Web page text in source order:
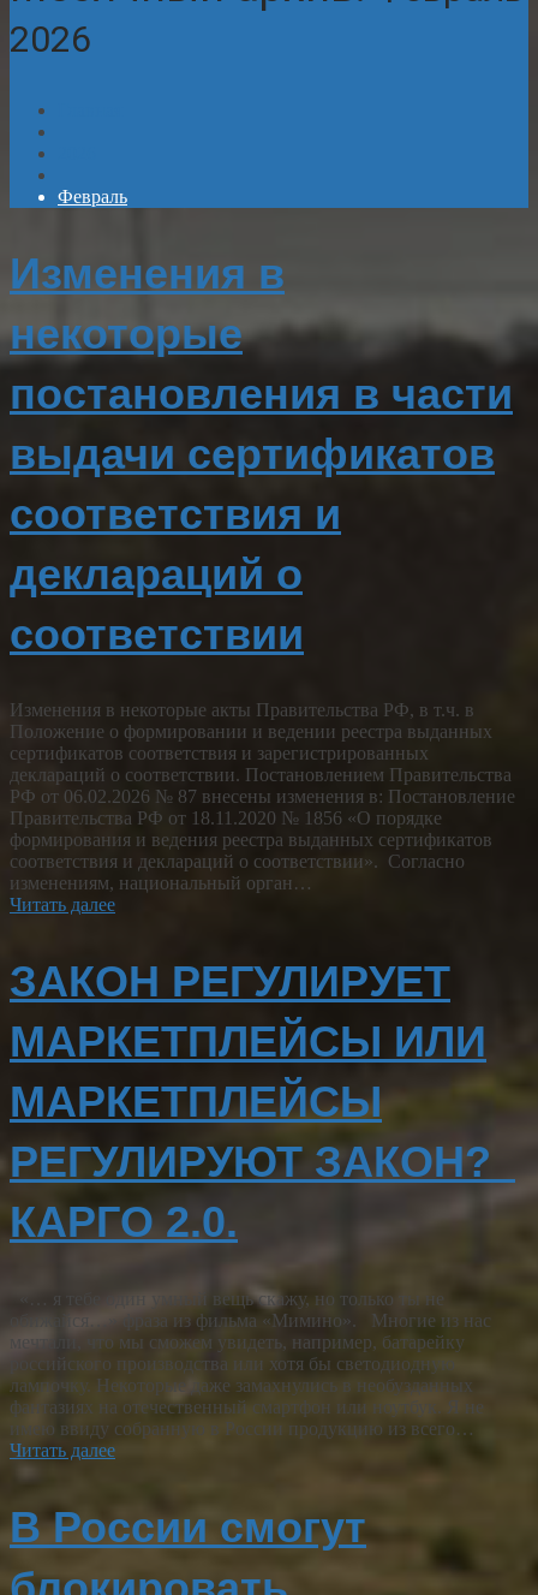
2026
Февраль
Изменения в
некоторые
постановления в части
выдачи сертификатов
соответствия и
деклараций о
соответствии
Изменения в некоторые акты Правительства РФ, в т.ч. в
Положение о формировании и ведении реестра выданных
сертификатов соответствия и зарегистрированных
деклараций о соответствии. Постановлением Правительства
РФ от 06.02.2026 № 87 внесены изменения в: Постановление
Правительства РФ от 18.11.2020 № 1856 «О порядке
формирования и ведения реестра выданных сертификатов
соответствия и деклараций о соответствии». Согласно
изменениям, национальный орган…
Читать далее
ЗАКОН РЕГУЛИРУЕТ
МАРКЕТПЛЕЙСЫ ИЛИ
МАРКЕТПЛЕЙСЫ
РЕГУЛИРУЮТ ЗАКОН?
КАРГО 2.0.
«… я тебе один умный вещь скажу, но только ты не
обижайся…» фраза из фильма «Мимино». Многие из нас
мечтали, что мы сможем увидеть, например, батарейку
российского производства или хотя бы светодиодную
лампочку. Некоторые даже замахнулись в необузданных
фантазиях на отечественный смартфон или ноутбук. Я не
имею ввиду собранную в России продукцию из всего…
Читать далее
В России смогут